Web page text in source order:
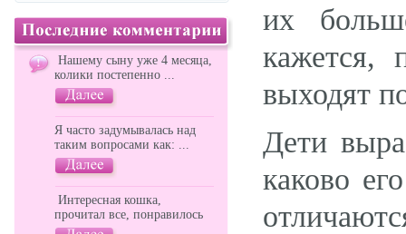
Нашему сыну уже 4 месяца,
колики постепенно ...
Я часто задумывалась над
таким вопросами как: ...
Интересная кошка,
прочитал все, понравилось
их
кажется,
выходят
Дети
каково